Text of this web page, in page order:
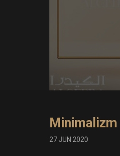
Minimalizm
27 JUN 2020